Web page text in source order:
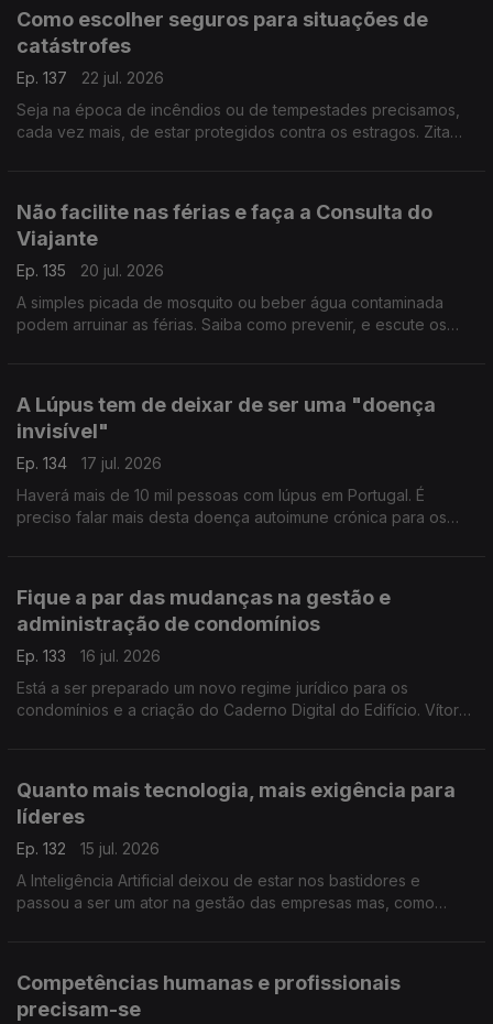
Como escolher seguros para situações de
catástrofes
Ep. 137
22 jul. 2026
Seja na época de incêndios ou de tempestades precisamos,
cada vez mais, de estar protegidos contra os estragos. Zita
Não facilite nas férias e faça a Consulta do
Viajante
Ep. 135
20 jul. 2026
A simples picada de mosquito ou beber água contaminada
podem arruinar as férias. Saiba como prevenir, e escute os
A Lúpus tem de deixar de ser uma "doença
invisível"
Ep. 134
17 jul. 2026
Haverá mais de 10 mil pessoas com lúpus em Portugal. É
preciso falar mais desta doença autoimune crónica para os
Fique a par das mudanças na gestão e
administração de condomínios
Ep. 133
16 jul. 2026
Está a ser preparado um novo regime jurídico para os
condomínios e a criação do Caderno Digital do Edifício. Vítor
Quanto mais tecnologia, mais exigência para
líderes
Ep. 132
15 jul. 2026
A Inteligência Artificial deixou de estar nos bastidores e
passou a ser um ator na gestão das empresas mas, como
Competências humanas e profissionais
precisam-se